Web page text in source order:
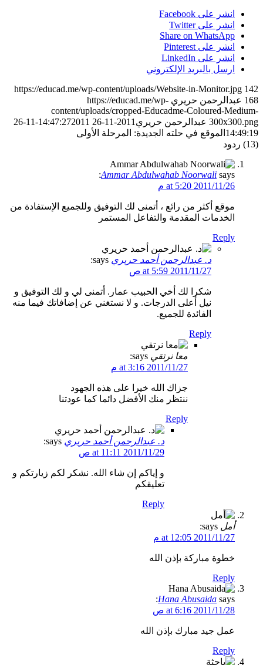
انشر على Facebook
انشر على Twitter
Share on WhatsApp
انشر على Pinterest
انشر على LinkedIn
ارسل بالبريد الإلكتروني
https://educad.me/wp-content/uploads/Website-in-Monitor.jpg 142
168 عبدالرحمن حريري https://educad.me/wp-
content/uploads/cropped-Educadme-Coloured-Medium-
300x300.png عبدالرحمن حريري 2011-11-26 14:47:27
2011-11-26
14:49:19 الموقع في حلته الجديدة: المرحلة الأولى
(13)
ردود
Ammar Abdulwahab Noorwali says:
2011/11/26 at 5:20 م
موقع أكثر من رائع ، أتمنى لك التوفيق وللجميع الإستفادة من
الخدمات المقدمة والتفاعل المستمر
Reply
د. عبدالرحمن أحمد حريري says:
2011/11/27 at 5:59 ص
شكرا لك أخي الحبيب عمار. أتمنى لي و لك التوفيق و
نيل أعلى الدرجات. و لا نستغني عن إضافاتك فيما منه
الفائدة للجميع.
Reply
معا نرتقي says:
2011/11/27 at 3:16 م
جزاك الله خيرا على هذه الجهود
ننتظر منك الأفضل دائما كما عودتنا
Reply
د. عبدالرحمن أحمد حريري says:
2011/11/29 at 11:11 ص
و إياكم إن شاء الله. نشكر لكم زيارتكم و
تعليقكم
Reply
أمل says:
2011/11/27 at 12:05 م
خطوة مباركة بإذن الله
Reply
Hana Abusaida says:
2011/11/28 at 6:16 ص
عمل جيد مبارك بإذن الله
Reply